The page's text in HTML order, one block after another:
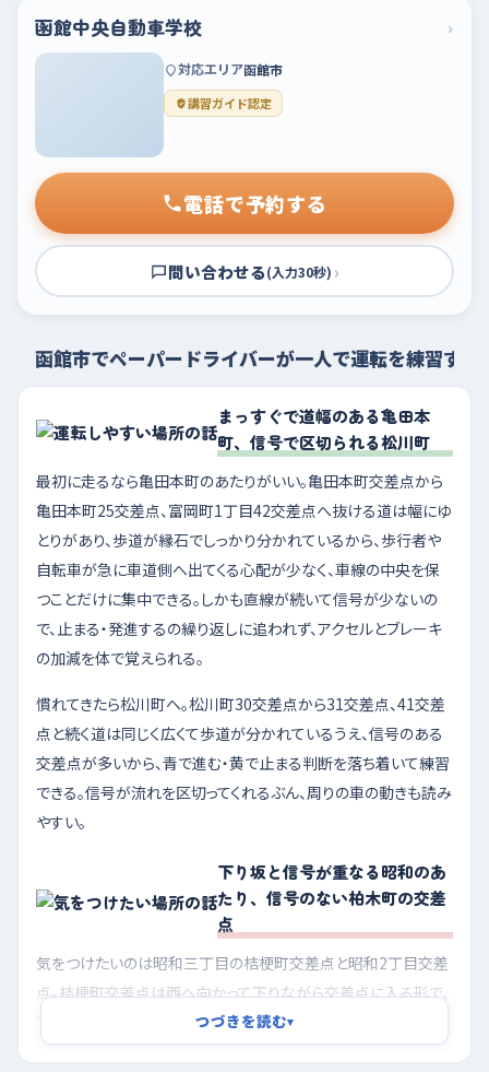
函館中央自動車学校 ›
対応エリア函館市
講習ガイド認定
電話で予約する
問い合わせる(入力30秒) ›
函館市でペーパードライバーが一人で運転を練習する
まっすぐで道幅のある亀田本
町、信号で区切られる松川町
最初に走るなら亀田本町のあたりがいい。亀田本町交差点から
亀田本町25交差点、富岡町1丁目42交差点へ抜ける道は幅にゆ
とりがあり、歩道が縁石でしっかり分かれているから、歩行者や
自転車が急に車道側へ出てくる心配が少なく、車線の中央を保
つことだけに集中できる。しかも直線が続いて信号が少ないの
で、止まる・発進するの繰り返しに追われず、アクセルとブレーキ
の加減を体で覚えられる。
慣れてきたら松川町へ。松川町30交差点から31交差点、41交差
点と続く道は同じく広くて歩道が分かれているうえ、信号のある
交差点が多いから、青で進む・黄で止まる判断を落ち着いて練習
できる。信号が流れを区切ってくれるぶん、周りの車の動きも読み
やすい。
下り坂と信号が重なる昭和のあ
たり、信号のない柏木町の交差
点
気をつけたいのは昭和三丁目の桔梗町交差点と昭和2丁目交差
点。桔梗町交差点は西へ向かって下りながら交差点に入る形で、
下り坂は思ったより速度がのるから、信号が変わったときに止ま
りきれず前の車に近づいてしまいやすい。昭和2丁目交差点も南
つづきを読む▾